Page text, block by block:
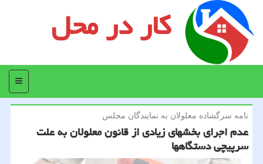
کار در محل
منو
نامه سرگشاده معلولان به نمایندگان مجلس
عدم اجرای بخشهای زیادی از قانون معلولان به علت
سرپیچی دستگاهها